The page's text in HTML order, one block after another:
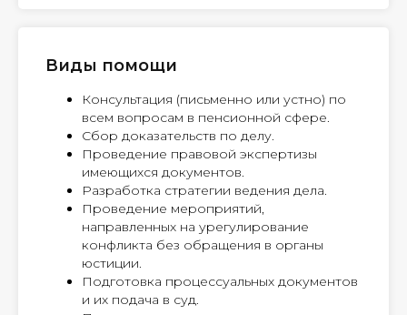
Виды помощи
Консультация (письменно или устно) по
всем вопросам в пенсионной сфере.
Сбор доказательств по делу.
Проведение правовой экспертизы
имеющихся документов.
Разработка стратегии ведения дела.
Проведение мероприятий,
направленных на урегулирование
конфликта без обращения в органы
юстиции.
Подготовка процессуальных документов
и их подача в суд.